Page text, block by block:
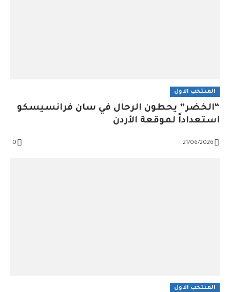
المنتخب الاول
“الخضر” يحطون الرحال في سان فرانسيسكو
استعداداً لموقعة الأردن
21/06/2026
0
المنتخب الاول